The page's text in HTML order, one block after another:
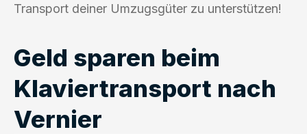
Transport deiner Umzugsgüter zu unterstützen!
Geld sparen beim
Klaviertransport nach
Vernier